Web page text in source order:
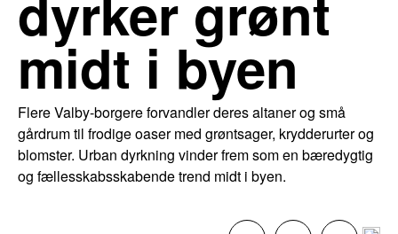
midt i byen
Flere Valby-borgere forvandler deres altaner og små
gårdrum til frodige oaser med grøntsager, krydderurter og
blomster. Urban dyrkning vinder frem som en bæredygtig
og fællesskabsskabende trend midt i byen.